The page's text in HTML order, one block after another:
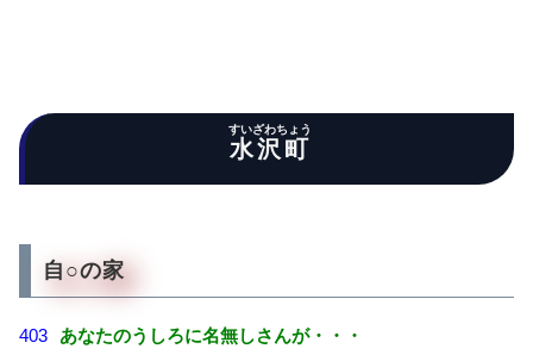
水沢町
すいざわちょう
自○の家
403
あなたのうしろに名無しさんが・・・